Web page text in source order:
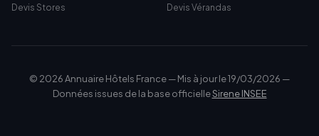
Devis Stores
Devis Vérandas
© 2026 Annuaire Hôtels France — Mis à jour le 19/03/2026 —
Données issues de la base officielleSirene INSEE